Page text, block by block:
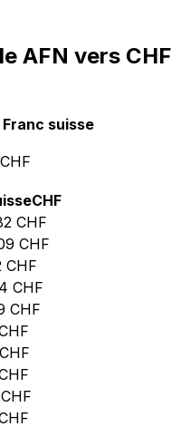
AFN vers CHF
suisse
CHF
CHF
CHF
CHF
CHF
CHF
CHF
CHF